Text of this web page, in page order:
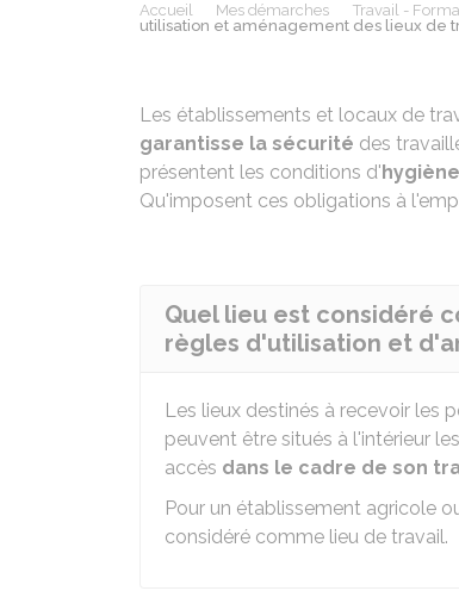
Accueil Mes démarches Travail -
utilisation et aménagement des lieux de
Les établissements et locaux de
garantisse la sécurité des
présentent les conditions d'hygiène
Qu'imposent ces obligations à
Quel lieu est considéré
règles d'utilisation et
Les lieux destinés à recevoir les
peuvent être situés à l'intérieur
accès dans le cadre de son
Pour un établissement agricole
considéré comme lieu de travail.